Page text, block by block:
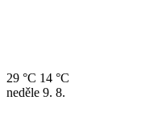
29 °C 14 °C
neděle 9. 8.